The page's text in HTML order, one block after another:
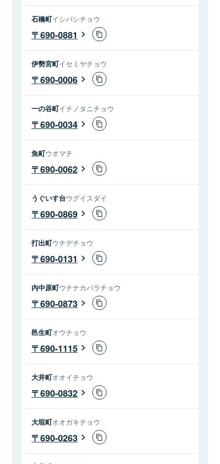
石橋町イシバシチョウ
690-0881
伊勢宮町イセミヤチョウ
690-0006
一の谷町イチノタニチョウ
690-0034
魚町ウオマチ
690-0062
うぐいす台ウグイスダイ
690-0869
打出町ウチデチョウ
690-0131
内中原町ウチナカバラチョウ
690-0873
邑生町オウチョウ
690-1115
大井町オオイチョウ
690-0832
大垣町オオガキチョウ
690-0263